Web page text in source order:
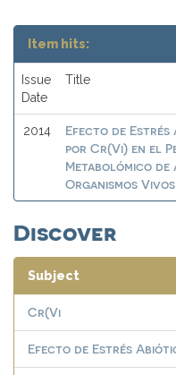
Item hits:
Issue
Date
Title
2014
Efecto de Estrés
por Cr(Vi) en el
Metabolómico
Organismos Vivos
Discover
Subject
Cr(Vi
Efecto de Estrés